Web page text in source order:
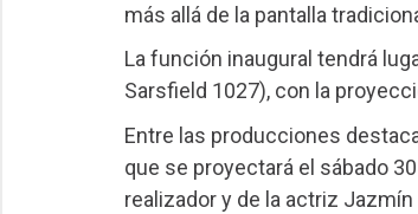
más allá de la pantalla
La función inaugural tendrá
Sarsfield 1027), con la
Entre las producciones
que se proyectará el sábado
realizador y de la actriz